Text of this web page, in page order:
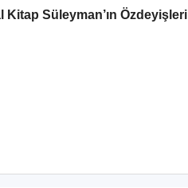
Kitap Süleyman’ın Özdeyişleri